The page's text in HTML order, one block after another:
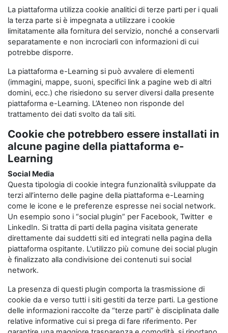
La piattaforma utilizza cookie analitici di terze parti per i quali
la terza parte si è impegnata a utilizzare i cookie
limitatamente alla fornitura del servizio, nonché a conservarli
separatamente e non incrociarli con informazioni di cui
potrebbe disporre.
La piattaforma e-Learning si può avvalere di elementi
(immagini, mappe, suoni, specifici link a pagine web di altri
domini, ecc.) che risiedono su server diversi dalla presente
piattaforma e-Learning. L’Ateneo non risponde del
trattamento dei dati svolto da tali siti.
Cookie che potrebbero essere installati in
alcune pagine della piattaforma e-
Learning
Social Media
Questa tipologia di cookie integra funzionalità sviluppate da
terzi all’interno delle pagine della piattaforma e-Learning
come le icone e le preferenze espresse nei social network.
Un esempio sono i “social plugin” per Facebook, Twitter e
LinkedIn. Si tratta di parti della pagina visitata generate
direttamente dai suddetti siti ed integrati nella pagina della
piattaforma ospitante. L'utilizzo più comune dei social plugin
è finalizzato alla condivisione dei contenuti sui social
network.
La presenza di questi plugin comporta la trasmissione di
cookie da e verso tutti i siti gestiti da terze parti. La gestione
delle informazioni raccolte da “terze parti” è disciplinata dalle
relative informative cui si prega di fare riferimento. Per